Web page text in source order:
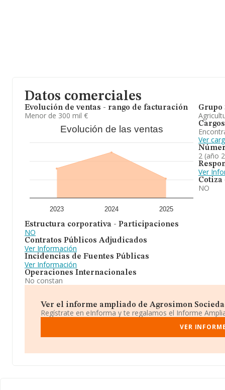
Datos comerciales
Evolución de ventas - rango de facturación
Menor de 300 mil €
Evolución de las ventas
2023 2024 2025
Estructura corporativa - Participaciones
NO
Contratos Públicos Adjudicados
Ver Información
Incidencias de Fuentes Públicas
Ver Información
Operaciones Internacionales
No constan
Grupo
Cargos
Ver
2 (año
Ver
Cotiza
NO
Ver el informe ampliado de Agrosimon
Regístrate en eInforma y te regalamos el Informe
VER